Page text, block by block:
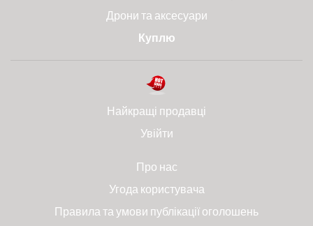
Дрони та аксесуари
Куплю
Найкращі продавці
Увійти
Про нас
Угода користувача
Правила та умови публікації оголошень